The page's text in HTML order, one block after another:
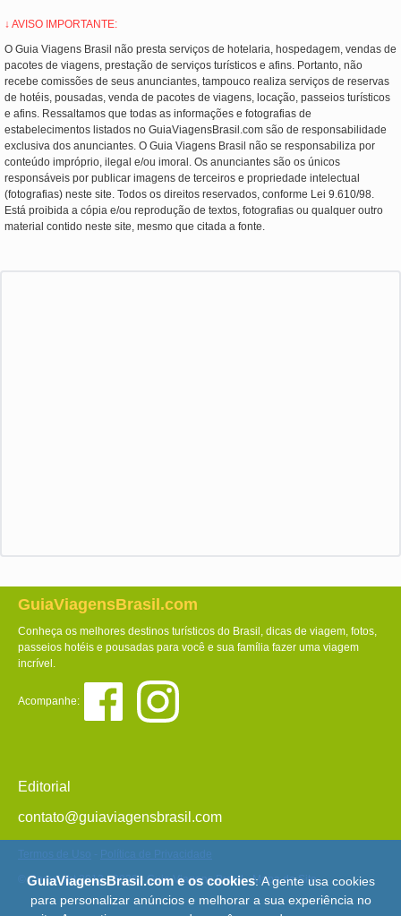
↓ AVISO IMPORTANTE:
O Guia Viagens Brasil não presta serviços de hotelaria, hospedagem, vendas de
pacotes de viagens, prestação de serviços turísticos e afins. Portanto, não
recebe comissões de seus anunciantes, tampouco realiza serviços de reservas
de hotéis, pousadas, venda de pacotes de viagens, locação, passeios turísticos
e afins. Ressaltamos que todas as informações e fotografias de
estabelecimentos listados no GuiaViagensBrasil.com são de responsabilidade
exclusiva dos anunciantes. O Guia Viagens Brasil não se responsabiliza por
conteúdo impróprio, ilegal e/ou imoral. Os anunciantes são os únicos
responsáveis por publicar imagens de terceiros e propriedade intelectual
(fotografias) neste site. Todos os direitos reservados, conforme Lei 9.610/98.
Está proibida a cópia e/ou reprodução de textos, fotografias ou qualquer outro
material contido neste site, mesmo que citada a fonte.
GuiaViagensBrasil.com
Conheça os melhores destinos turísticos do Brasil, dicas de viagem, fotos,
passeios hotéis e pousadas para você e sua família fazer uma viagem
incrível.
Acompanhe:
Editorial
contato@guiaviagensbrasil.com
Termos de Uso
Política de Privacidade
© Copyright 2013 - 2026 - Guia Viagens Brasil -Mapa do Site
GuiaViagensBrasil.com e os cookies: A gente usa cookies
para personalizar anúncios e melhorar a sua experiência no